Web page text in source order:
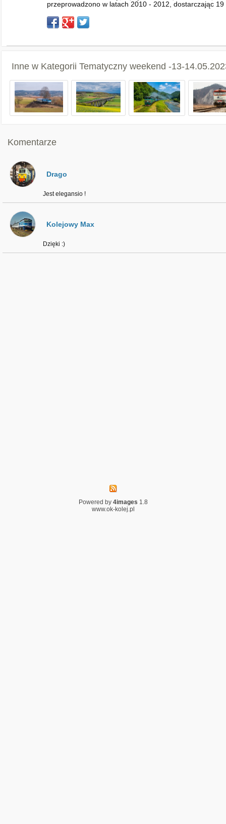
przeprowadzono w latach 2010 - 2012, dostarczając
Inne w Kategorii Tematyczny weekend -13-
Komentarze
Drago
Jest elegansio !
Kolejowy Max
Dzięki :)
Powered by 4images 1.8
www.ok-kolej.pl